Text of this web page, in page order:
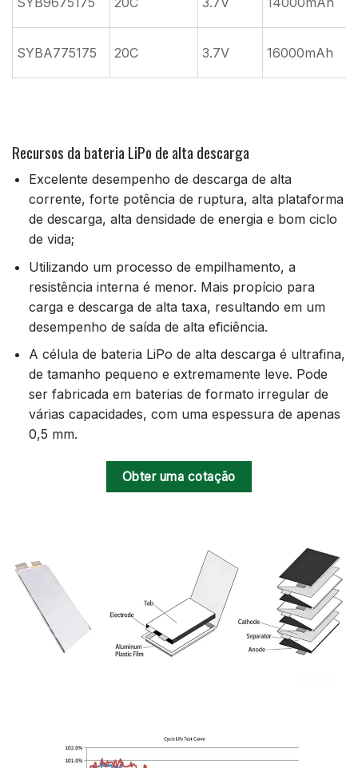
SYBA775175 20C 3.7V 16000mAh
Recursos da bateria LiPo de alta descarga
Excelente desempenho de descarga de alta
corrente, forte potência de ruptura, alta plataforma
de descarga, alta densidade de energia e bom ciclo
de vida;
Utilizando um processo de empilhamento, a
resistência interna é menor. Mais propício para
carga e descarga de alta taxa, resultando em um
desempenho de saída de alta eficiência.
A célula de bateria LiPo de alta descarga é ultrafina,
de tamanho pequeno e extremamente leve. Pode
ser fabricada em baterias de formato irregular de
várias capacidades, com uma espessura de apenas
0,5 mm.
Obter uma cotação